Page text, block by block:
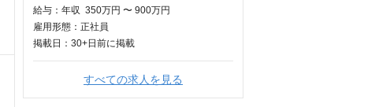
給与： 年収 350万円 〜 900万円
雇用形態：正社員
掲載日： 30+日 前に掲載
すべての求人を見る